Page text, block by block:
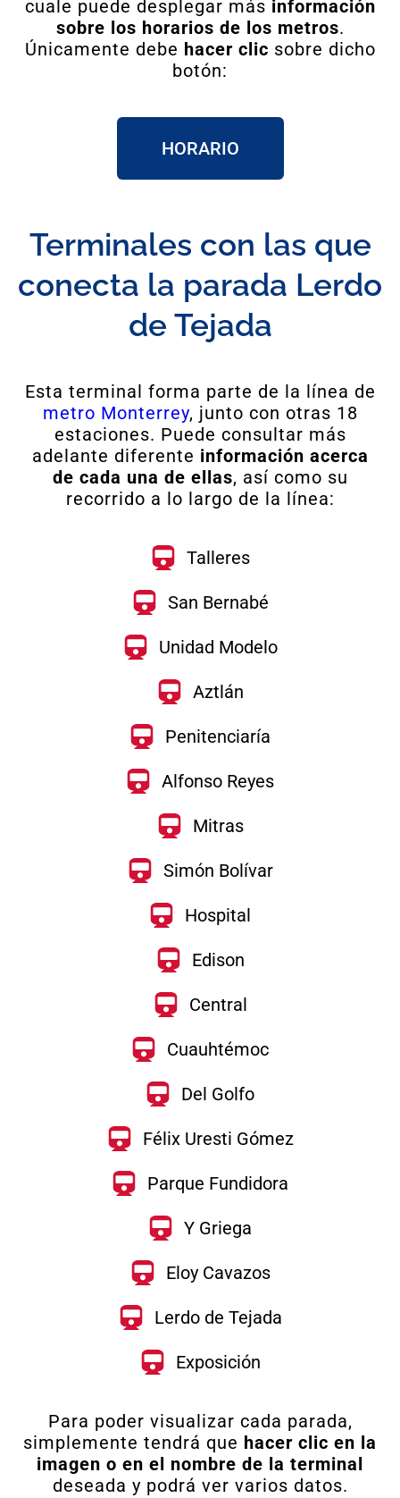
cuale puede desplegar más información
sobre los horarios de los metros.
Únicamente debe hacer clic sobre dicho
botón:
HORARIO
Terminales con las que
conecta la parada Lerdo
de Tejada
Esta terminal forma parte de la línea de
metro Monterrey, junto con otras 18
estaciones. Puede consultar más
adelante diferente información acerca
de cada una de ellas, así como su
recorrido a lo largo de la línea:
Talleres
San Bernabé
Unidad Modelo
Aztlán
Penitenciaría
Alfonso Reyes
Mitras
Simón Bolívar
Hospital
Edison
Central
Cuauhtémoc
Del Golfo
Félix Uresti Gómez
Parque Fundidora
Y Griega
Eloy Cavazos
Lerdo de Tejada
Exposición
Para poder visualizar cada parada,
simplemente tendrá que hacer clic en la
imagen o en el nombre de la terminal
deseada y podrá ver varios datos.